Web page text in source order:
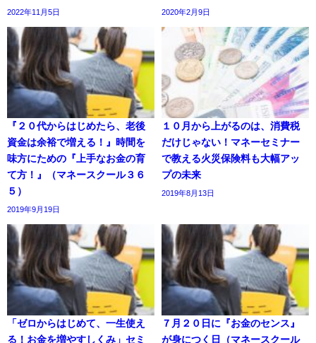
2022年11月5日 2020年2月9日
『２０代からはじめたら、老後
資金は余裕で増える！』時間を
味方にための『上手なお金の育
て方！』（マネースクール３６
５）
2019年9月19日
１０月から上がるのは、消費税
だけじゃない！マネーセミナー
で教える火災保険料も大幅アッ
プの未来
2019年8月13日
「ゼロからはじめて、一生使え
る！お金を増やすしくみ」セミ
７月２０日に『お金のセンス』
が身につく日（マネースクール